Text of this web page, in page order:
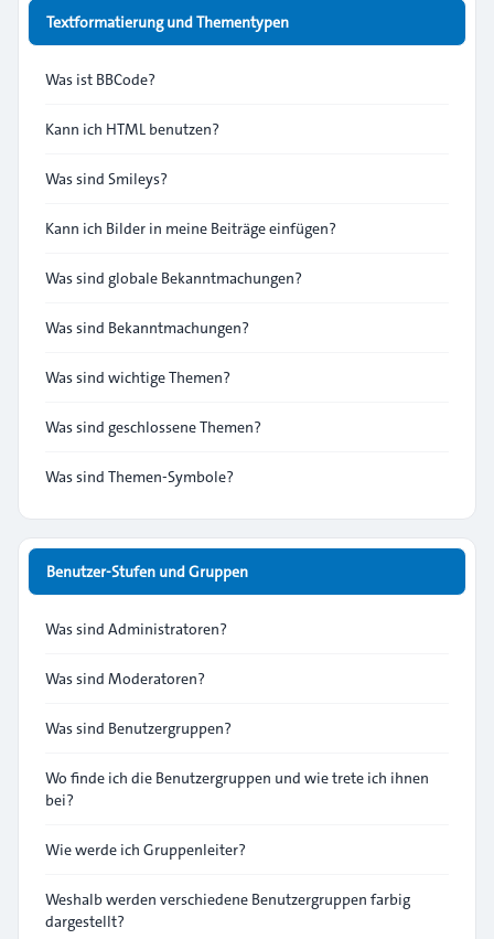
Textformatierung und Thementypen
Was ist BBCode?
Kann ich HTML benutzen?
Was sind Smileys?
Kann ich Bilder in meine Beiträge einfügen?
Was sind globale Bekanntmachungen?
Was sind Bekanntmachungen?
Was sind wichtige Themen?
Was sind geschlossene Themen?
Was sind Themen-Symbole?
Benutzer-Stufen und Gruppen
Was sind Administratoren?
Was sind Moderatoren?
Was sind Benutzergruppen?
Wo finde ich die Benutzergruppen und wie trete ich ihnen
bei?
Wie werde ich Gruppenleiter?
Weshalb werden verschiedene Benutzergruppen farbig
dargestellt?